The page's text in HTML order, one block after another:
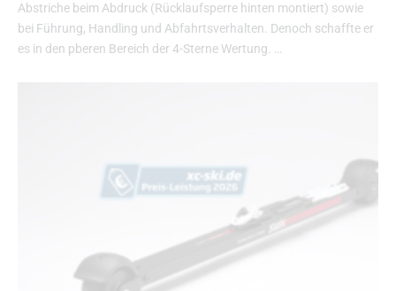
Abstriche beim Abdruck (Rücklaufsperre hinten montiert) sowie
bei Führung, Handling und Abfahrtsverhalten. Denoch schaffte er
es in den pberen Bereich der 4-Sterne Wertung. …